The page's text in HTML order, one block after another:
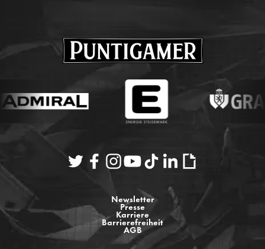
Newsletter
Presse
Karriere
Barrierefreiheit
AGB